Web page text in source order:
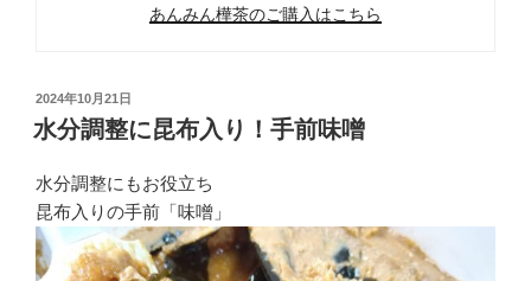
あんみん樺茶のご購入はこちら
投
稿
日:
2024年10月21日
水分調整に昆布入り！手前味噌
水分調整にもお役立ち
昆布入りの手前「味噌」